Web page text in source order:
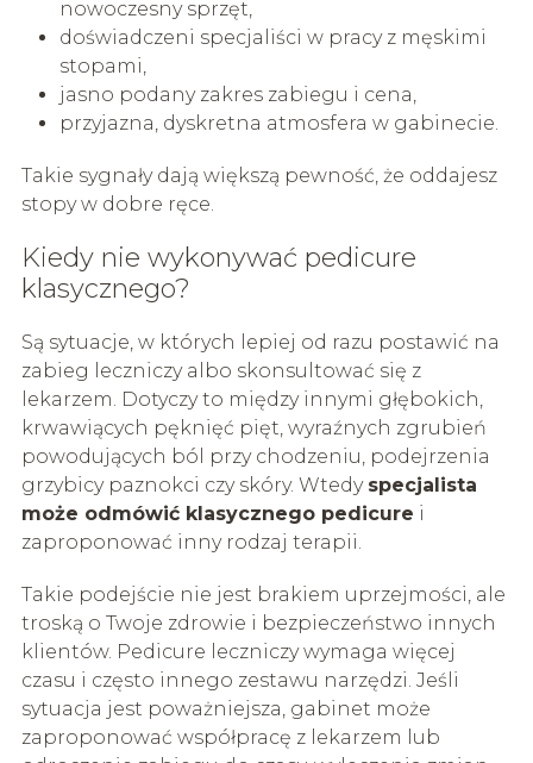
nowoczesny sprzęt,
doświadczeni specjaliści w pracy z męskimi
stopami,
jasno podany zakres zabiegu i cena,
przyjazna, dyskretna atmosfera w gabinecie.
Takie sygnały dają większą pewność, że oddajesz
stopy w dobre ręce.
Kiedy nie wykonywać pedicure
klasycznego?
Są sytuacje, w których lepiej od razu postawić na
zabieg leczniczy albo skonsultować się z
lekarzem. Dotyczy to między innymi głębokich,
krwawiących pęknięć pięt, wyraźnych zgrubień
powodujących ból przy chodzeniu, podejrzenia
grzybicy paznokci czy skóry. Wtedy specjalista
może odmówić klasycznego pedicure i
zaproponować inny rodzaj terapii.
Takie podejście nie jest brakiem uprzejmości, ale
troską o Twoje zdrowie i bezpieczeństwo innych
klientów. Pedicure leczniczy wymaga więcej
czasu i często innego zestawu narzędzi. Jeśli
sytuacja jest poważniejsza, gabinet może
zaproponować współpracę z lekarzem lub